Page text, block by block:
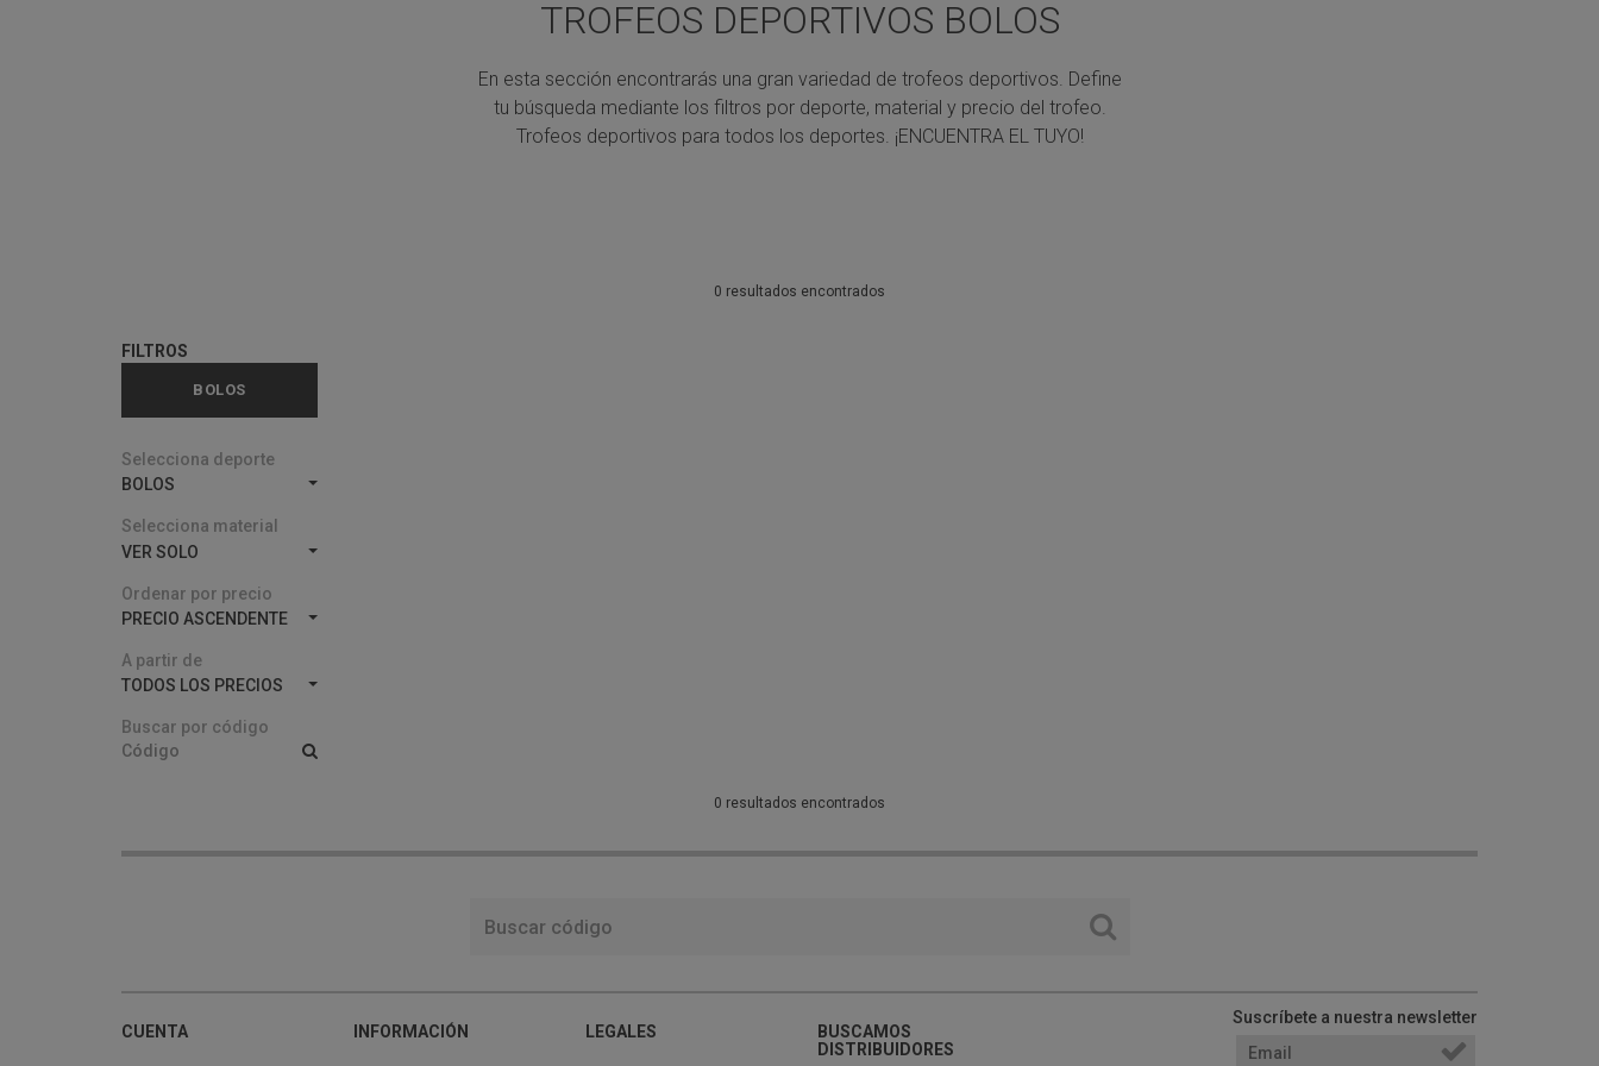
TROFEOS DEPORTIVOS BOLOS
En esta sección encontrarás una gran variedad de trofeos deportivos. Define
tu búsqueda mediante los filtros por deporte, material y precio del trofeo.
Trofeos deportivos para todos los deportes. ¡ENCUENTRA EL TUYO!
0 resultados encontrados
FILTROS
BOLOS
Selecciona deporte
BOLOS
Selecciona material
VER SOLO
Ordenar por precio
PRECIO ASCENDENTE
A partir de
TODOS LOS PRECIOS
Buscar por código
0 resultados encontrados
CUENTA INFORMACIÓN LEGALES
BUSCAMOS
DISTRIBUIDORES
Suscríbete a nuestra newsletter